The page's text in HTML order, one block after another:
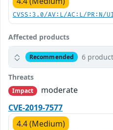
CVSS:3.0/AV:L/AC:L/
Affected products
Recommended 6
Threats
Impact
moderate
CVE-2019-7577
4.4 (Medium)